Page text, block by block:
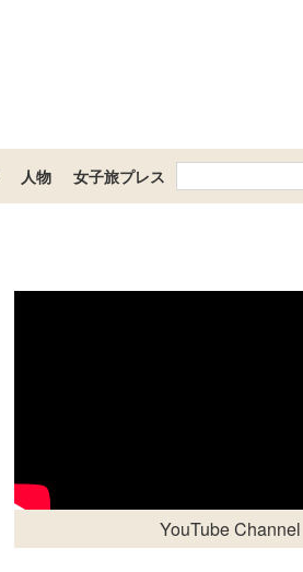
人物 女子旅プレス
YouTube Channel